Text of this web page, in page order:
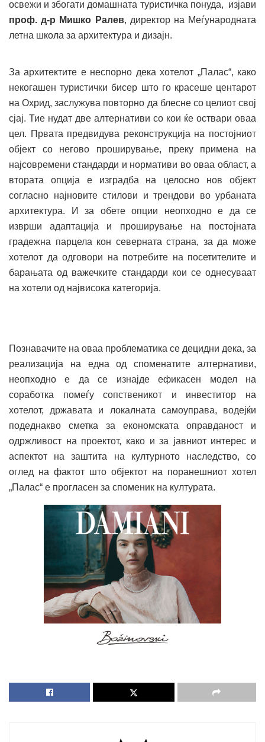
освежи и збогати домашната туристичка понуда, изјави
проф. д-р Мишко Ралев, директор на Меѓународната
летна школа за архитектура и дизајн.
За архитектите е неспорно дека хотелот „Палас“, како
некогашен туристички бисер што го красеше центарот
на Охрид, заслужува повторно да блесне со целиот свој
сјај. Тие нудат две алтернативи со кои ќе оствари оваа
цел. Првата предвидува реконструкција на постојниот
објект со негово проширување, преку примена на
најсовремени стандарди и нормативи во оваа област, а
втората опција е изградба на целосно нов објект
согласно најновите стилови и трендови во урбаната
архитектура. И за обете опции неопходно е да се
изврши адаптација и проширување на постојната
градежна парцела кон северната страна, за да може
хотелот да одговори на потребите на посетителите и
барањата од важечките стандарди кои се однесуваат
на хотели од највисока категорија.
Познавачите на оваа проблематика се децидни дека, за
реализација на една од споменатите алтернативи,
неопходно е да се изнајде ефикасен модел на
соработка помеѓу сопственикот и инвеститор на
хотелот, државата и локалната самоуправа, водејќи
подеднакво сметка за економската оправданост и
одржливост на проектот, како и за јавниот интерес и
аспектот на заштита на културното наследство, со
оглед на фактот што објектот на поранешниот хотел
„Палас“ е прогласен за споменик на културата.